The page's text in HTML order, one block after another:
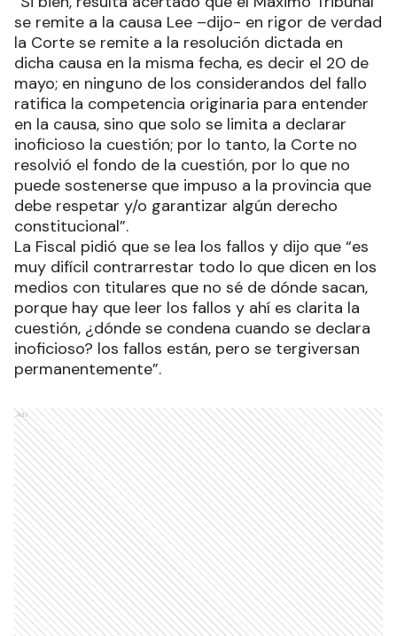
se remite a la causa Lee –dijo- en rigor de verdad
la Corte se remite a la resolución dictada en
dicha causa en la misma fecha, es decir el 20 de
mayo; en ninguno de los considerandos del fallo
ratifica la competencia originaria para entender
en la causa, sino que solo se limita a declarar
inoficioso la cuestión; por lo tanto, la Corte no
resolvió el fondo de la cuestión, por lo que no
puede sostenerse que impuso a la provincia que
debe respetar y/o garantizar algún derecho
constitucional”.
La Fiscal pidió que se lea los fallos y dijo que “es
muy difícil contrarrestar todo lo que dicen en los
medios con titulares que no sé de dónde sacan,
porque hay que leer los fallos y ahí es clarita la
cuestión, ¿dónde se condena cuando se declara
inoficioso? los fallos están, pero se tergiversan
permanentemente”.
Ads